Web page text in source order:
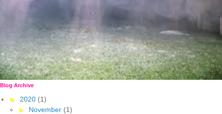
Blog Archive
► 2020 (1)
► November (1)